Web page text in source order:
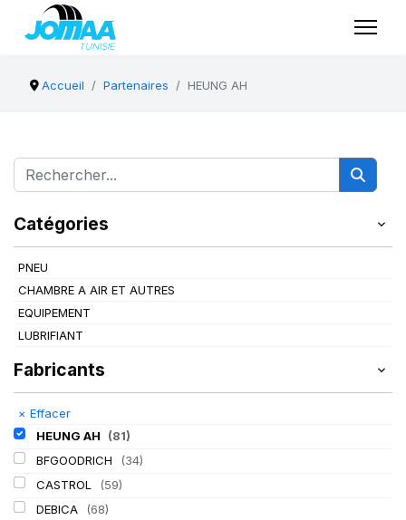
Accueil Partenaires HEUNG AH
Catégories
PNEU
CHAMBRE A AIR ET AUTRES
EQUIPEMENT
LUBRIFIANT
Fabricants
× Effacer
HEUNG AH
(81)
BFGOODRICH
(34)
CASTROL
(59)
DEBICA
(68)